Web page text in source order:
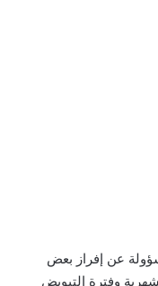
عن إفراز بعض
وفترة التبويض